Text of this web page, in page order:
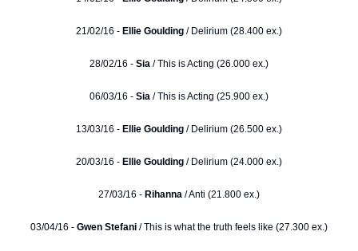
21/02/16 - Ellie Goulding / Delirium (28.400 ex.)
28/02/16 - Sia / This is Acting (26.000 ex.)
06/03/16 - Sia / This is Acting (25.900 ex.)
13/03/16 - Ellie Goulding / Delirium (26.500 ex.)
20/03/16 - Ellie Goulding / Delirium (24.000 ex.)
27/03/16 - Rihanna / Anti (21.800 ex.)
03/04/16 - Gwen Stefani / This is what the truth feels like (27.300 ex.)